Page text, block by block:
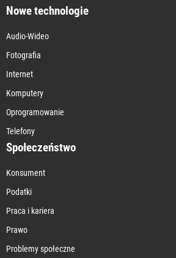
Nowe technologie
Audio-Wideo
Fotografia
Internet
Komputery
Oprogramowanie
Telefony
Społeczeństwo
Konsument
Podatki
Praca i kariera
Prawo
Problemy społeczne